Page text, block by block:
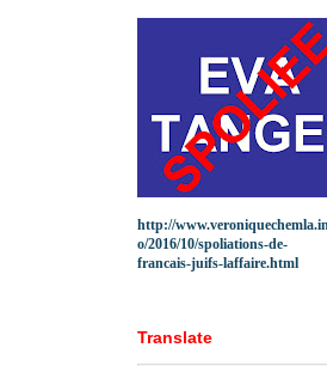
http://
o/2016/10/spoliations-de-
francais-juifs-laffaire.html
Translate